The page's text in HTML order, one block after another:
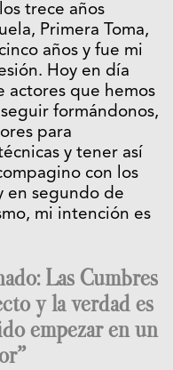
trece años
Primera Toma,
años y fue mi
Hoy en día
que hemos
formándonos,
para
y tener así
con los
en segundo de
mi intención es
Las Cumbres
y la verdad es
empezar en un